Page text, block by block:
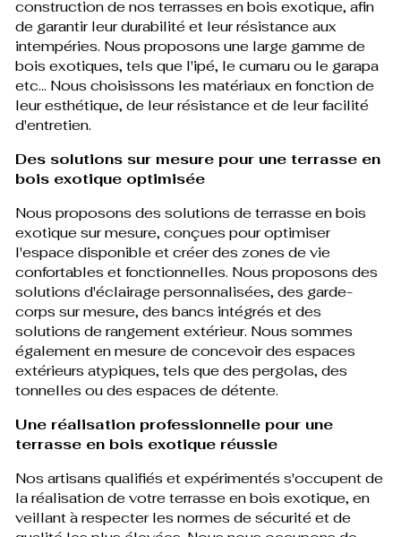
construction de nos terrasses en bois exotique, afin
de garantir leur durabilité et leur résistance aux
intempéries. Nous proposons une large gamme de
bois exotiques, tels que l'ipé, le cumaru ou le garapa
etc... Nous choisissons les matériaux en fonction de
leur esthétique, de leur résistance et de leur facilité
d'entretien.
Des solutions sur mesure pour une terrasse en
bois exotique optimisée
Nous proposons des solutions de terrasse en bois
exotique sur mesure, conçues pour optimiser
l'espace disponible et créer des zones de vie
confortables et fonctionnelles. Nous proposons des
solutions d'éclairage personnalisées, des garde-
corps sur mesure, des bancs intégrés et des
solutions de rangement extérieur. Nous sommes
également en mesure de concevoir des espaces
extérieurs atypiques, tels que des pergolas, des
tonnelles ou des espaces de détente.
Une réalisation professionnelle pour une
terrasse en bois exotique réussie
Nos artisans qualifiés et expérimentés s'occupent de
la réalisation de votre terrasse en bois exotique, en
veillant à respecter les normes de sécurité et de